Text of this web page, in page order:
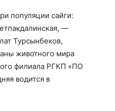
популяции сайги:
—
Турсынбеков,
животного мира
филиала РГКП «ПО
водится в